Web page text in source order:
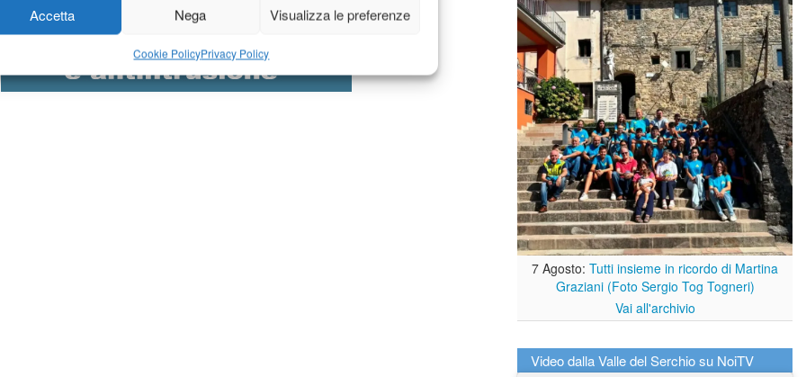
Accetta Nega Visualizza le preferenze
Cookie PolicyPrivacy Policy
7 Agosto: Tutti insieme in ricordo di Martina
Graziani (Foto Sergio Tog Togneri)
Vai all'archivio
Video dalla Valle del Serchio su NoiTV